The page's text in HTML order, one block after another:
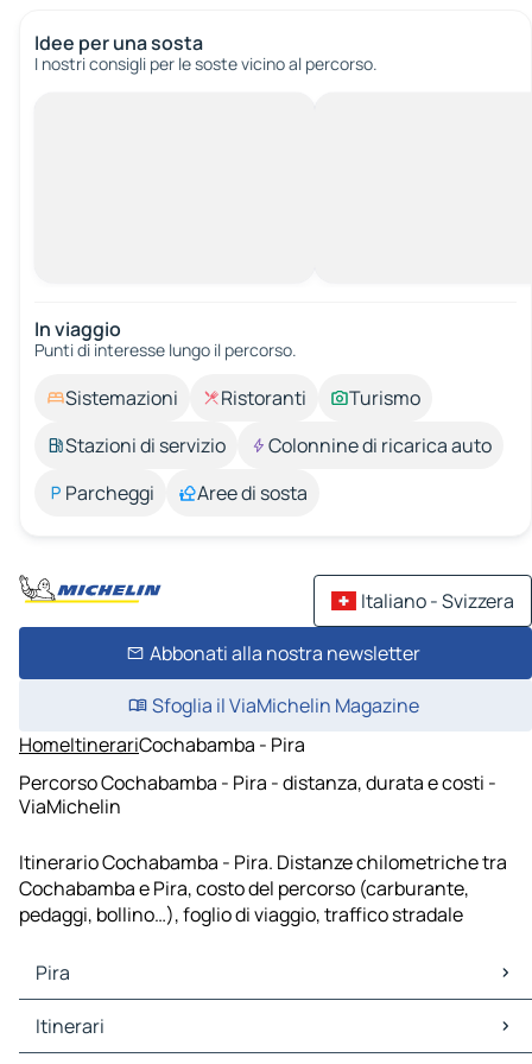
Idee per una sosta
I nostri consigli per le soste vicino al percorso.
In viaggio
Punti di interesse lungo il percorso.
Sistemazioni Ristoranti
Turismo
Stazioni di servizio
Colonnine di ricarica auto
Parcheggi
Aree di sosta
Italiano - Svizzera
Abbonati alla nostra newsletter
Sfoglia il ViaMichelin Magazine
HomeItinerariCochabamba - Pira
Percorso Cochabamba - Pira - distanza, durata e costi -
ViaMichelin
Itinerario Cochabamba - Pira. Distanze chilometriche tra
Cochabamba e Pira, costo del percorso (carburante,
pedaggi, bollino…), foglio di viaggio, traffico stradale
Pira
Pira Mappe Piantine
Pira Traffico
Itinerari